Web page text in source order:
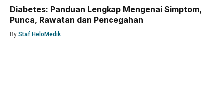
Diabetes: Panduan Lengkap Mengenai Simptom,
Punca, Rawatan dan Pencegahan
By Staf HeloMedik